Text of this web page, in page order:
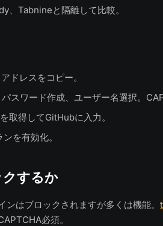
Tabnineと隔離して比較。
ドレスをコピー。
スワード作成、ユーザー名選択。
取得してGitHubに入力。
を有効化。
するか
はブロックされますが多くは機能。
必須。